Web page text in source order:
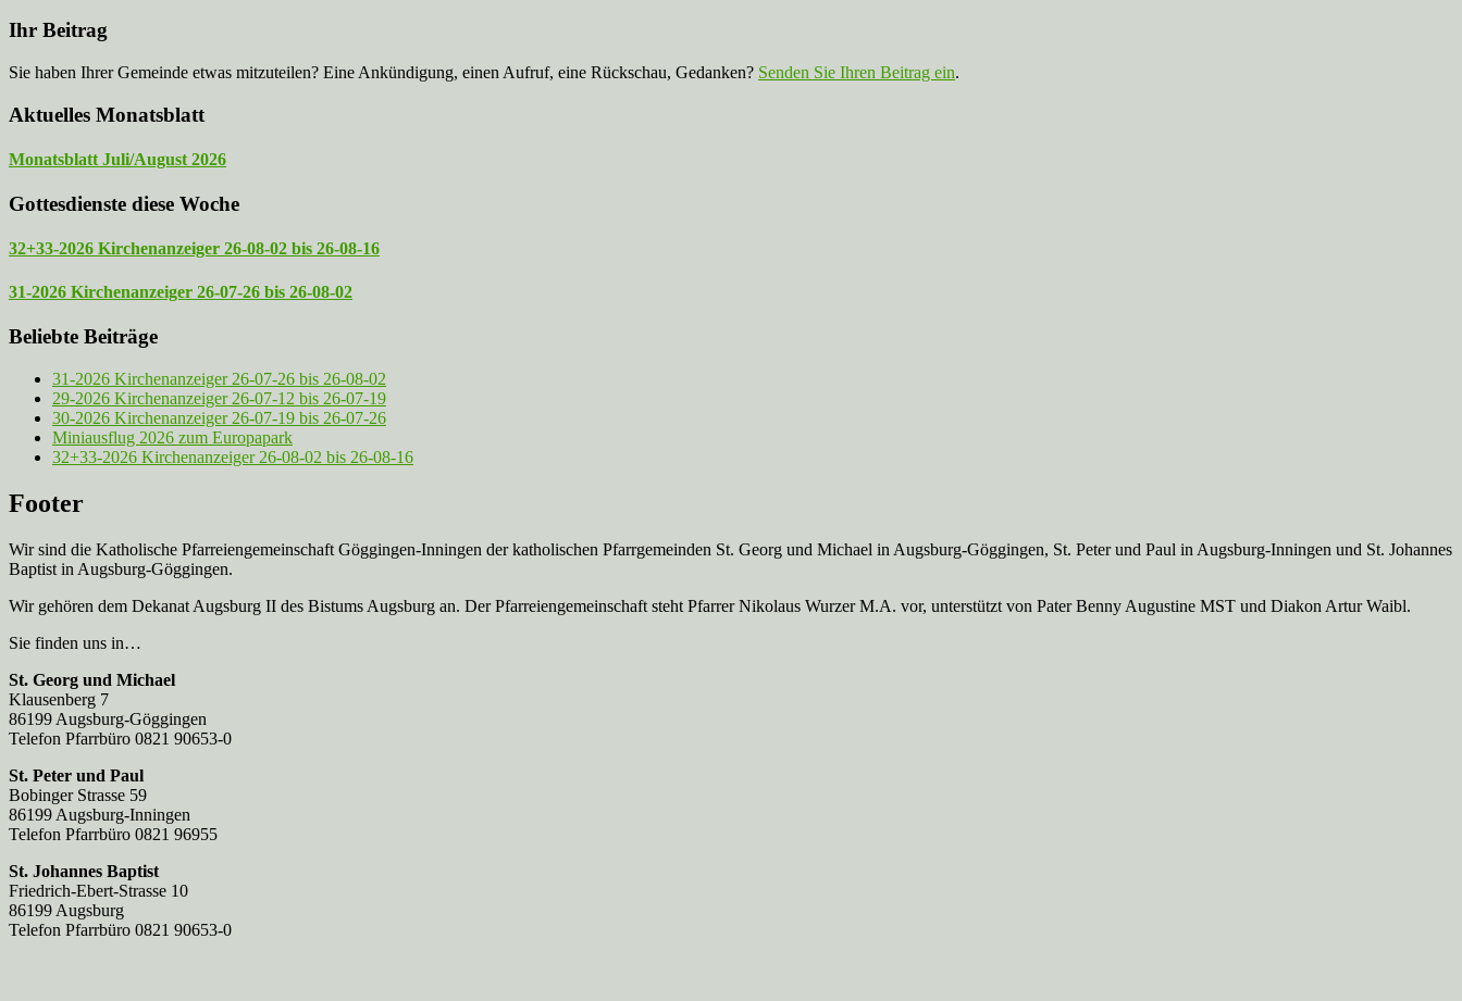
Ihr Beitrag
Sie haben Ihrer Gemeinde etwas mitzuteilen? Eine Ankündigung, einen Aufruf, eine Rückschau, Gedanken? Senden Sie Ihren Beitrag ein.
Aktuelles Monatsblatt
Monatsblatt Juli/August 2026
Gottesdienste diese Woche
32+33-2026 Kirchenanzeiger 26-08-02 bis 26-08-16
31-2026 Kirchenanzeiger 26-07-26 bis 26-08-02
Beliebte Beiträge
31-2026 Kirchenanzeiger 26-07-26 bis 26-08-02
29-2026 Kirchenanzeiger 26-07-12 bis 26-07-19
30-2026 Kirchenanzeiger 26-07-19 bis 26-07-26
Miniausflug 2026 zum Europapark
32+33-2026 Kirchenanzeiger 26-08-02 bis 26-08-16
Footer
Wir sind die Katholische Pfarreien­gemeinschaft Göggingen-Inningen der katholischen Pfarrgemeinden St. Georg und Michael in Augsburg-Göggingen, St. Peter und Paul in Augsburg-Inningen und St. Johannes
Baptist in Augsburg-Göggingen.
Wir gehören dem Dekanat Augsburg II des Bistums Augsburg an. Der Pfarreien­gemeinschaft steht Pfarrer Nikolaus Wurzer M.A. vor, unterstützt von Pater Benny Augustine MST und Diakon Artur Waibl.
Sie finden uns in…
St. Georg und Michael
Klausenberg 7
86199 Augsburg-Göggingen
Telefon Pfarrbüro 0821 90653-0
St. Peter und Paul
Bobinger Strasse 59
86199 Augsburg-Inningen
Telefon Pfarrbüro 0821 96955
St. Johannes Baptist
Friedrich-Ebert-Strasse 10
86199 Augsburg
Telefon Pfarrbüro 0821 90653-0